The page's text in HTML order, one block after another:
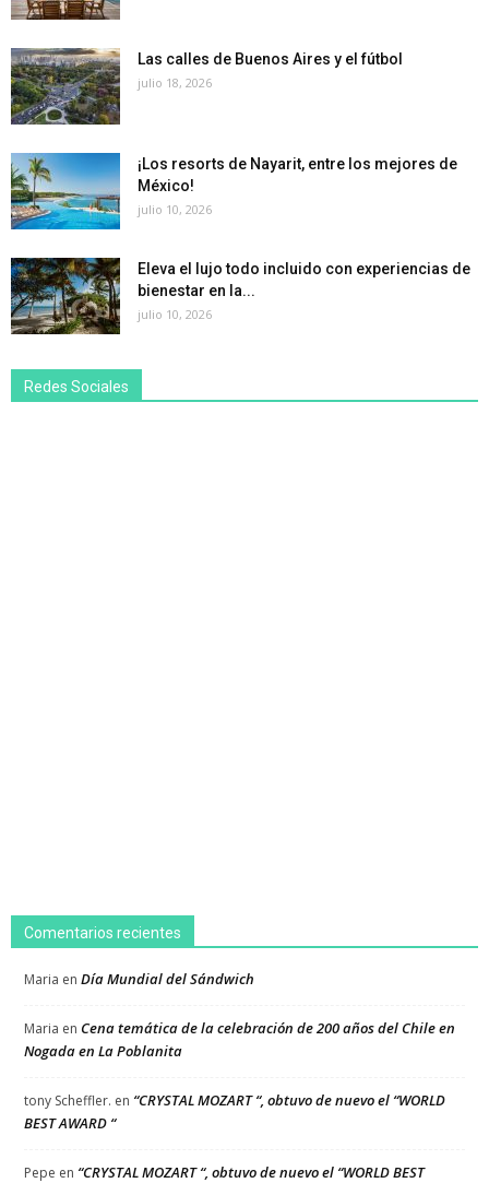
Las calles de Buenos Aires y el fútbol
julio 18, 2026
¡Los resorts de Nayarit, entre los mejores de
México!
julio 10, 2026
Eleva el lujo todo incluido con experiencias de
bienestar en la...
julio 10, 2026
Redes Sociales
Comentarios recientes
Maria en Día Mundial del Sándwich
Maria en Cena temática de la celebración de 200 años del Chile en
Nogada en La Poblanita
tony Scheffler. en “CRYSTAL MOZART “, obtuvo de nuevo el “WORLD
BEST AWARD “
Pepe en “CRYSTAL MOZART “, obtuvo de nuevo el “WORLD BEST